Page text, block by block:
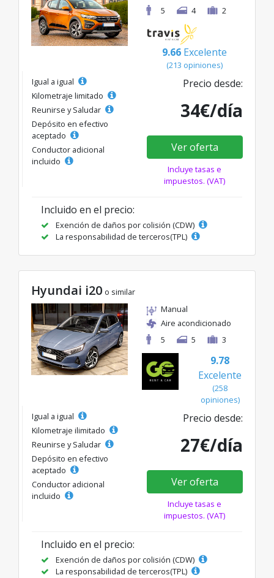
5
4 2
9.66 Excelente
(213 opiniones)
Igual a igual
Kilometraje limitado
Reunirse y Saludar
Depósito en efectivo
aceptado
Conductor adicional
incluido
Precio desde:
34€/día
Ver oferta
Incluye tasas e
impuestos. (VAT)
Incluido en el precio:
Exención de daños por colisión (CDW)
La responsabilidad de terceros(TPL)
Hyundai i20 o similar
Manual
Aire acondicionado
5
5 3
9.78
Excelente
(258
opiniones)
Igual a igual
Kilometraje ilimitado
Reunirse y Saludar
Depósito en efectivo
aceptado
Conductor adicional
incluido
Precio desde:
27€/día
Ver oferta
Incluye tasas e
impuestos. (VAT)
Incluido en el precio:
Exención de daños por colisión (CDW)
La responsabilidad de terceros(TPL)